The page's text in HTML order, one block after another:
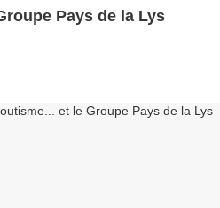
Pays de la Lys